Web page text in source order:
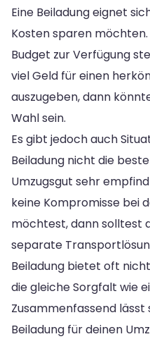
Eine Beiladung eignet
Kosten sparen
Budget zur Verfügung
viel Geld für einen
auszugeben, dann
Wahl sein.
Es gibt jedoch auch
Beiladung nicht die
Umzugsgut sehr
keine Kompromisse bei
möchtest, dann solltest
separate
Beiladung bietet oft
die gleiche Sorgfalt wie
Zusammenfassend lässt
Beiladung für deinen